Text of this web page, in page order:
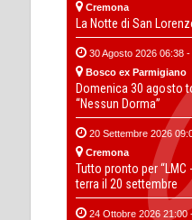
Cremona
La Notte di San
30 Agosto 2026 06:38
Bosco ex Parmigiano
Domenica 30 agosto
“Nessun Dorma”
20 Settembre 2026
Cremona
Tutto pronto per “LMC
terra il 20 settembre
24 Ottobre 2026 21:00